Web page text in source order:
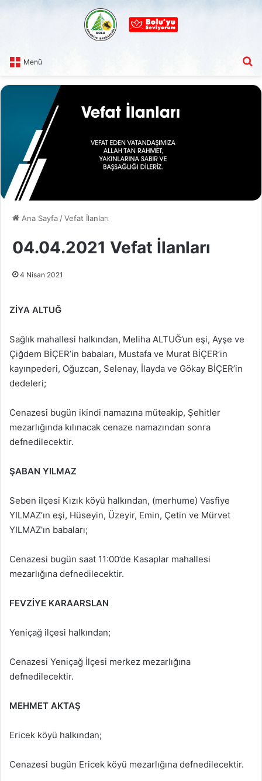
Menü
Ana Sayfa /Vefat İlanları
04.04.2021 Vefat İlanları
4 Nisan 2021
ZİYA ALTUĞ
Sağlık mahallesi halkından, Meliha ALTUĞ’un eşi, Ayşe ve
Çiğdem BİÇER’in babaları, Mustafa ve Murat BİÇER’in
kayınpederi, Oğuzcan, Selenay, İlayda ve Gökay BİÇER’in
dedeleri;
Cenazesi bugün ikindi namazına müteakip, Şehitler
mezarlığında kılınacak cenaze namazından sonra
defnedilecektir.
ŞABAN YILMAZ
Seben ilçesi Kızık köyü halkından, (merhume) Vasfiye
YILMAZ’ın eşi, Hüseyin, Üzeyir, Emin, Çetin ve Mürvet
YILMAZ’ın babaları;
Cenazesi bugün saat 11:00’de Kasaplar mahallesi
mezarlığına defnedilecektir.
FEVZİYE KARAARSLAN
Yeniçağ ilçesi halkından;
Cenazesi Yeniçağ İlçesi merkez mezarlığına
defnedilecektir.
MEHMET AKTAŞ
Ericek köyü halkından;
Cenazesi bugün Ericek köyü mezarlığına defnedilecektir.